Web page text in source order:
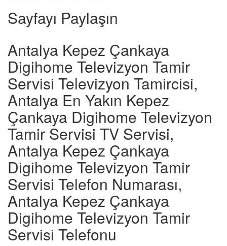
Sayfayı Paylaşın
Antalya Kepez Çankaya
Digihome Televizyon Tamir
Servisi Televizyon Tamircisi,
Antalya En Yakın Kepez
Çankaya Digihome Televizyon
Tamir Servisi TV Servisi,
Antalya Kepez Çankaya
Digihome Televizyon Tamir
Servisi Telefon Numarası,
Antalya Kepez Çankaya
Digihome Televizyon Tamir
Servisi Telefonu